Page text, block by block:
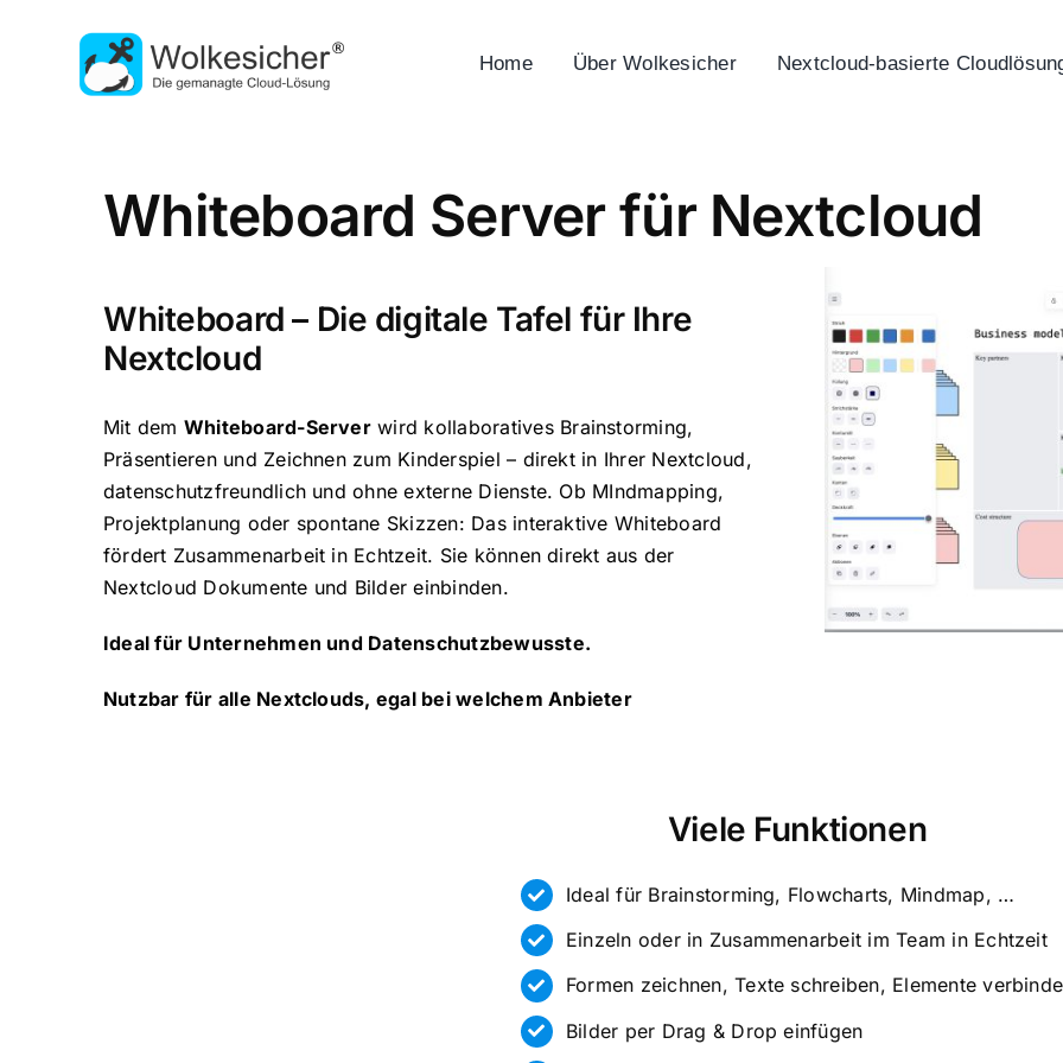
Home Über Wolkesicher Nextcloud-basierte
Whiteboard Server für Nextcloud
Whiteboard – Die digitale Tafel für Ihre
Nextcloud
Mit dem Whiteboard-Serverwird kollaboratives Brainstorming,
Präsentieren und Zeichnen zum Kinderspiel – direkt in Ihrer Nextcloud,
datenschutzfreundlich und ohne externe Dienste. Ob MIndmapping,
Projektplanung oder spontane Skizzen: Das interaktive Whiteboard
fördert Zusammenarbeit in Echtzeit. Sie können direkt aus der
Nextcloud Dokumente und Bilder einbinden.
Ideal für Unternehmen und Datenschutzbewusste.
Nutzbar für alle Nextclouds, egal bei welchem Anbieter
Viele Funktionen
Ideal für Brainstorming, Flowcharts, Mindmap, …
Einzeln oder in Zusammenarbeit im Team in Echtzeit
Formen zeichnen, Texte schreiben, Elemente
Bilder per Drag & Drop einfügen